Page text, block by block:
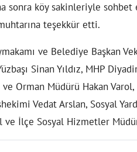
sonra köy sakinleriyle
teşekkür etti.
ve Belediye Başkan
Sinan Yıldız, MHP
ve Orman Müdürü Hakan
Vedat Arslan, Sosyal
ve İlçe Sosyal Hizmetler